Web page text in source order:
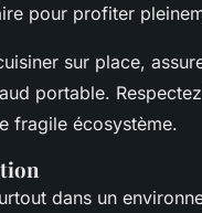
pour profiter
sur place,
portable.
fragile écosystème.
dans un